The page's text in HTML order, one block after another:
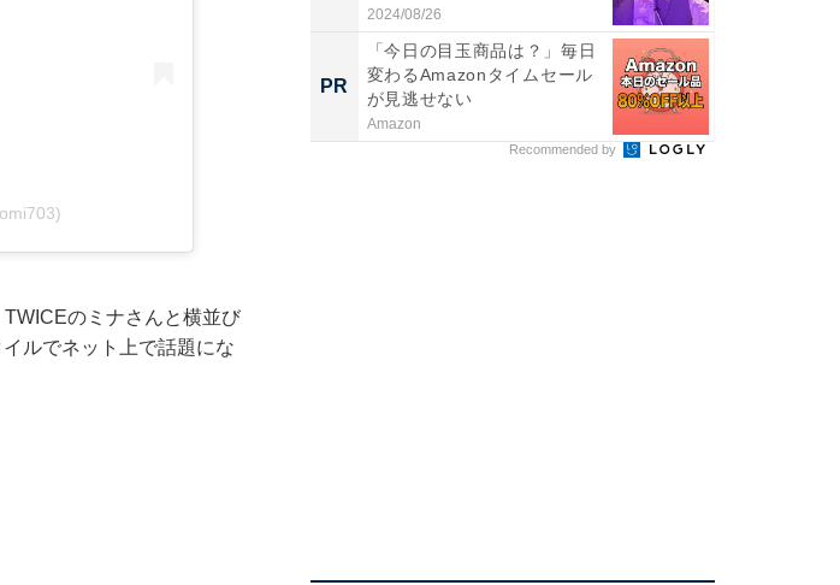
のミナさんと横並び
ルでネット上で話題にな
2024/08/26
PR
「今日の目玉商品は？」毎日
変わるAmazonタイムセール
が見逃せない
Amazon
Recommended by